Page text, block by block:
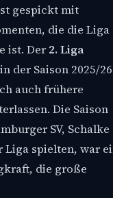
gespickt mit
die die Liga
ist. Der 2. Liga
der Saison 2025/26
auch frühere
Die Saison
SV, Schalke
Liga spielten, war
die große